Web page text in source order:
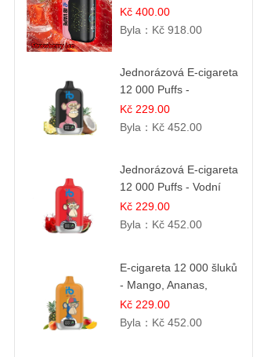
Chladivá fresh příchuť
Kč 400.00
Byla： Kč 918.00
Jednorázová E-cigareta
12 000 Puffs -
Ananasovo-Kokosová
Zmrzlina | Tropický
Kč 229.00
Byla： Kč 452.00
Jednorázová E-cigareta
12 000 Puffs - Vodní
Melounová Zmrzlina |
Letní dezertní příchuť
Kč 229.00
Byla： Kč 452.00
E-cigareta 12 000 šluků
- Mango, Ananas,
Broskev | Tropická
ovocná směs
Kč 229.00
Byla： Kč 452.00